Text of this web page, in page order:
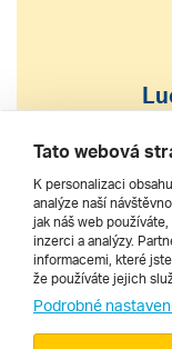
S
Tato webová
K personalizaci
analýze naší
jak náš web
inzerci a analýzy.
informacemi, které
že používáte jejich
Podrobné